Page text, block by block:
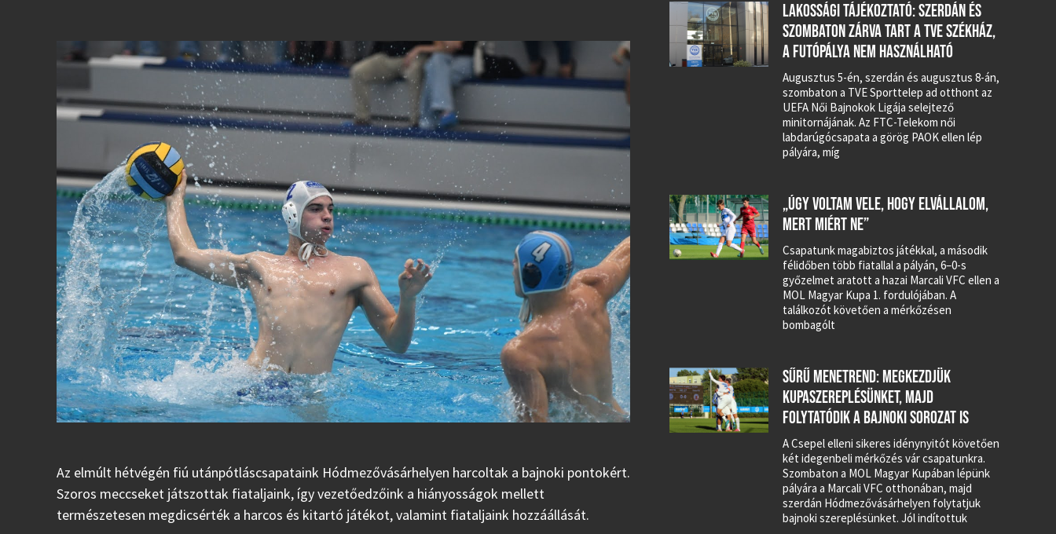
Az elmúlt hétvégén fiú utánpótláscsapataink Hódmezővásárhelyen harcoltak a bajnoki pontokért.
Szoros meccseket játszottak fiataljaink, így vezetőedzőink a hiányosságok mellett
természetesen megdicsérték a harcos és kitartó játékot, valamint fiataljaink hozzáállását.
LAKOSSÁGI TÁJÉKOZTATÓ: SZERDÁN ÉS
SZOMBATON ZÁRVA TART A TVE SZÉKHÁZ,
A FUTÓPÁLYA NEM HASZNÁLHATÓ
Augusztus 5-én, szerdán és augusztus 8-án,
szombaton a TVE Sporttelep ad otthont az
UEFA Női Bajnokok Ligája selejtező
minitornájának. Az FTC-Telekom női
labdarúgócsapata a görög PAOK ellen lép
pályára, míg
„ÚGY VOLTAM VELE, HOGY ELVÁLLALOM,
MERT MIÉRT NE”
Csapatunk magabiztos játékkal, a második
félidőben több fiatallal a pályán, 6–0-s
győzelmet aratott a hazai Marcali VFC ellen a
MOL Magyar Kupa 1. fordulójában. A
találkozót követően a mérkőzésen
bombagólt
SŰRŰ MENETREND: MEGKEZDJÜK
KUPASZEREPLÉSÜNKET, MAJD
FOLYTATÓDIK A BAJNOKI SOROZAT IS
A Csepel elleni sikeres idénynyitót követően
két idegenbeli mérkőzés vár csapatunkra.
Szombaton a MOL Magyar Kupában lépünk
pályára a Marcali VFC otthonában, majd
szerdán Hódmezővásárhelyen folytatjuk
bajnoki szereplésünket. Jól indítottuk